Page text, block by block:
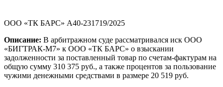
ООО «ТК БАРС» А40-231719/2025
Описание: В арбитражном суде рассматривался иск ООО
«БИГТРАК-М7» к ООО «ТК БАРС» о взыскании
задолженности за поставленный товар по счетам-фактурам на
общую сумму 310 375 руб., а также процентов за пользование
чужими денежными средствами в размере 20 519 руб.